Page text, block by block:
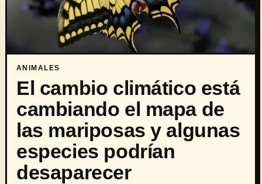
ANIMALES
El cambio climático está
cambiando el mapa de
las mariposas y algunas
especies podrían
desaparecer